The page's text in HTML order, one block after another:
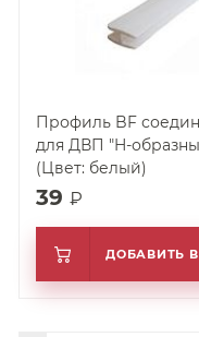
Профиль BF
для ДВП "H-образный" (L=2 м)
(Цвет: белый)
39 ₽
ДОБАВИТЬ